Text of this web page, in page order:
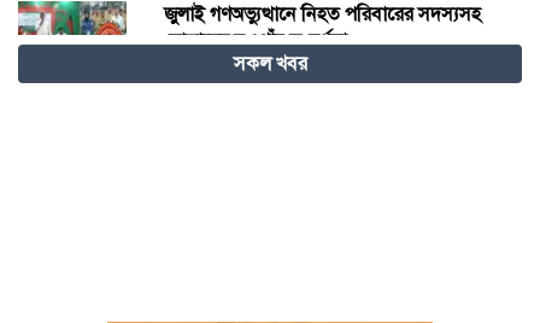
জুলাই গণঅভ্যুত্থানে নিহত পরিবারের সদস্যসহ
যোদ্ধাদের নওগাঁয় সংবর্ধনা
দাবদাহের বিশ্বে শীতল গন্তব্য হিসেবে চীনের
সকল খবর